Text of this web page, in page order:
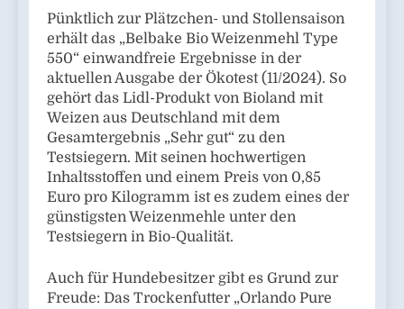
Pünktlich zur Plätzchen- und Stollensaison
erhält das „Belbake Bio Weizenmehl Type
550“ einwandfreie Ergebnisse in der
aktuellen Ausgabe der Ökotest (11/2024). So
gehört das Lidl-Produkt von Bioland mit
Weizen aus Deutschland mit dem
Gesamtergebnis „Sehr gut“ zu den
Testsiegern. Mit seinen hochwertigen
Inhaltsstoffen und einem Preis von 0,85
Euro pro Kilogramm ist es zudem eines der
günstigsten Weizenmehle unter den
Testsiegern in Bio-Qualität.
Auch für Hundebesitzer gibt es Grund zur
Freude: Das Trockenfutter „Orlando Pure